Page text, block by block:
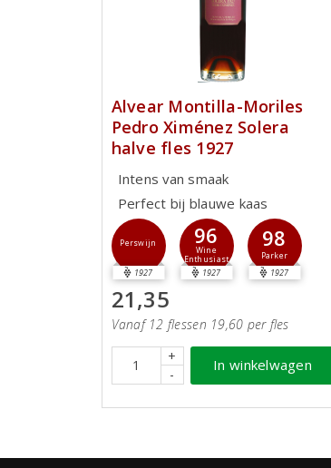
Alvear Montilla-Moriles
Pedro Ximénez Solera
halve fles 1927
Intens van smaak
Perfect bij blauwe kaas
Perswijn
1927
96
Wine
Enthusiast
1927
98
Parker
1927
21,35
Vanaf 12 flessen 19,60 per fles
+
-
In winkelwagen